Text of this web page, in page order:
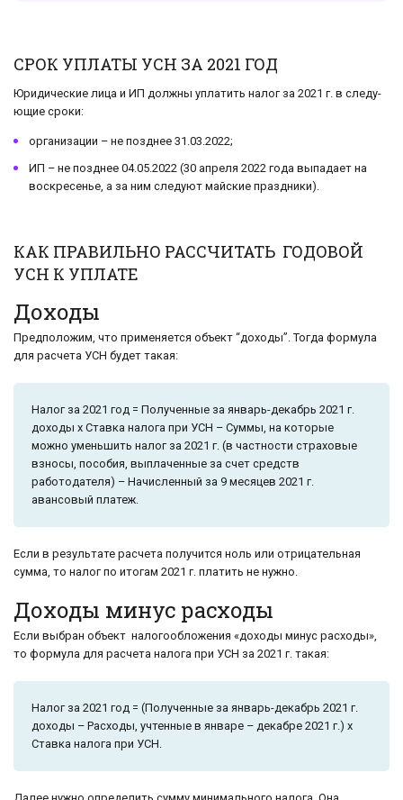
СРОК УПЛАТЫ УСН ЗА 2021 ГОД
Юридические лица и ИП долж­ны упла­тить налог за 2021 г. в сле­ду­
ю­щие сроки:
ор­га­ни­за­ции – не позд­нее 31.03.2022;
ИП – не позд­нее 04.05.2022 (30 ап­ре­ля 2022 года вы­па­да­ет на
вос­кре­се­нье, а за ним сле­ду­ют май­ские празд­ни­ки).
КАК ПРАВИЛЬНО РАССЧИТАТЬ ГОДОВОЙ
УСН К УПЛАТЕ
Доходы
Предположим, что применяется объект “доходы”. Тогда формула
для расчета УСН будет такая:
Налог за 2021 год = Полученные за январь-декабрь 2021 г.
доходы х Ставка налога при УСН – Суммы, на которые
можно уменьшить налог за 2021 г. (в частности страховые
взносы, пособия, выплаченные за счет средств
работодателя) – Начисленный за 9 месяцев 2021 г.
авансовый платеж.
Если в результате расчета получится ноль или отрицательная
сумма, то налог по итогам 2021 г. платить не нужно.
Доходы минус расходы
Если выбран объект налогообложения «доходы минус расходы»,
то формула для расчета налога при УСН за 2021 г. такая:
Налог за 2021 год = (Полученные за январь-декабрь 2021 г.
доходы – Расходы, учтенные в январе – декабре 2021 г.) х
Ставка налога при УСН.